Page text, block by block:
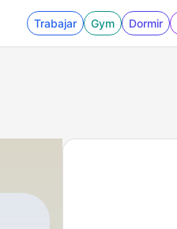
Trabajar Gym Dormir